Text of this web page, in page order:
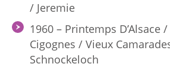
/ Jeremie
1960 – Printemps D’Alsace
Cigognes / Vieux
Schnockeloch